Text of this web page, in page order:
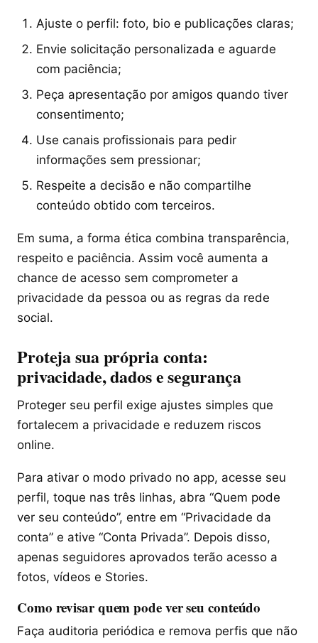
Ajuste o perfil: foto, bio e publicações claras;
Envie solicitação personalizada e aguarde
com paciência;
Peça apresentação por amigos quando tiver
consentimento;
Use canais profissionais para pedir
informações sem pressionar;
Respeite a decisão e não compartilhe
conteúdo obtido com terceiros.
Em suma, a forma ética combina transparência,
respeito e paciência. Assim você aumenta a
chance de acesso sem comprometer a
privacidade da pessoa ou as regras da rede
social.
Proteja sua própria conta:
privacidade, dados e segurança
Proteger seu perfil exige ajustes simples que
fortalecem a privacidade e reduzem riscos
online.
Para ativar o modo privado no app, acesse seu
perfil, toque nas três linhas, abra “Quem pode
ver seu conteúdo”, entre em “Privacidade da
conta” e ative “Conta Privada”. Depois disso,
apenas seguidores aprovados terão acesso a
fotos, vídeos e Stories.
Como revisar quem pode ver seu conteúdo
Faça auditoria periódica e remova perfis que não